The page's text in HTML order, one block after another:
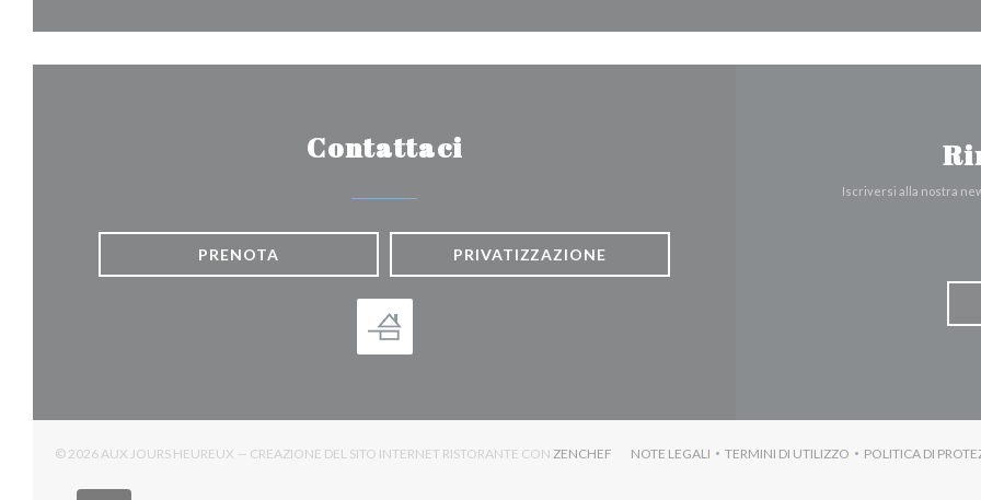
Contattaci
PRENOTA PRIVATIZZAZIONE
Iscriversi alla nostra
© 2026 AUX JOURS HEUREUX — CREAZIONE DEL SITO INTERNET RISTORANTE CON ZENCHEF ((APRE UNA NUOVA FINESTRA))
NOTE LEGALI
((APRE UNA NUOVA FINESTRA))
TERMINI DI UTILIZZO
((APRE UNA NUOVA
POLITICA DI